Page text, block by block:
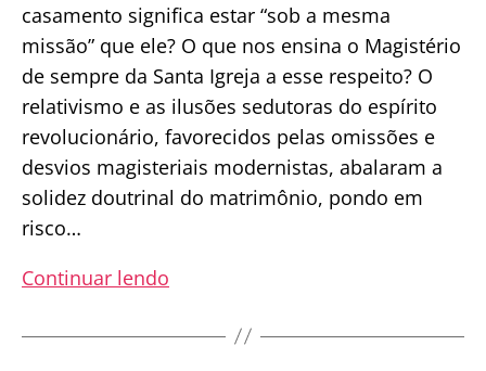
casamento significa estar “sob a mesma
missão” que ele? O que nos ensina o Magistério
de sempre da Santa Igreja a esse respeito? O
relativismo e as ilusões sedutoras do espírito
revolucionário, favorecidos pelas omissões e
desvios magisteriais modernistas, abalaram a
solidez doutrinal do matrimônio, pondo em
risco…
Continuar lendo
deve